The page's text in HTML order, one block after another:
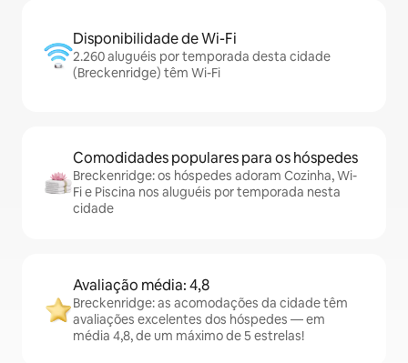
Disponibilidade de Wi-Fi
2.260 aluguéis por temporada desta cidade
(Breckenridge) têm Wi-Fi
Comodidades populares para os hóspedes
Breckenridge: os hóspedes adoram Cozinha, Wi-
Fi e Piscina nos aluguéis por temporada nesta
cidade
Avaliação média: 4,8
Breckenridge: as acomodações da cidade têm
avaliações excelentes dos hóspedes — em
média 4,8, de um máximo de 5 estrelas!